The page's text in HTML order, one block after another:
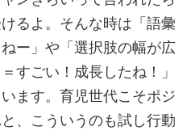
るよ。そんな時は「語彙
ー」や「選択肢の幅が広
すごい！成長したね！」
ます。育児世代こそポジ
、こういうのも試し行動